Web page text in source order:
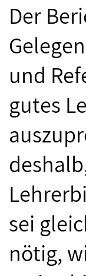
Der
und
gutes
sei
nötig,